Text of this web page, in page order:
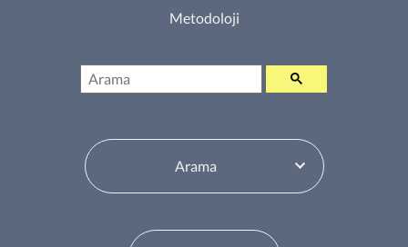
Metodoloji
Arama
İçindekiler Tablosu Değiştiricisi